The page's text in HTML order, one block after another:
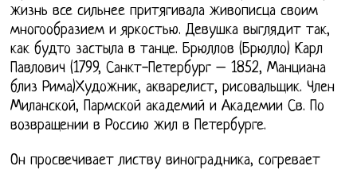
жизнь все сильнее притягивала живописца своим
многообразием и яркостью. Девушка выглядит так,
как будто застыла в танце. Брюллов (Брюлло) Карл
Павлович (1799, Санкт-Петербург – 1852, Манциана
близ Рима)Художник, акварелист, рисовальщик. Член
Миланской, Пармской академий и Академии Св. По
возвращении в Россию жил в Петербурге.
Он просвечивает листву виноградника, согревает